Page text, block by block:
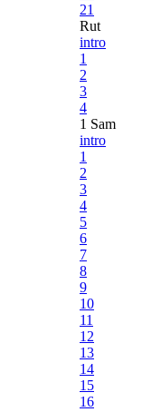
21
Rut
intro
1
2
3
4
1 Sam
intro
1
2
3
4
5
6
7
8
9
10
11
12
13
14
15
16